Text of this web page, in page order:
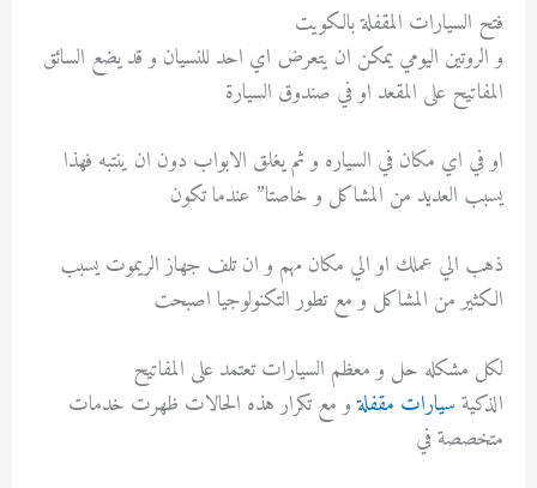
فتح السيارات المقفلة بالكويت
و الروتين اليومي يمكن ان يتعرض اي احد للنسيان و قد يضع السائق
المفاتيح على المقعد او في صندوق السيارة
او في اي مكان في السياره و ثم يغلق الابواب دون ان ينتبه فهذا
يسبب العديد من المشاكل و خاصتا” عندما تكون
ذهب الي عملك او الي مكان مهم و ان تلف جهاز الريموت يسبب
الكثير من المشاكل و مع تطور التكنولوجيا اصبحت
لكل مشكله حل و معظم السيارات تعتمد على المفاتيح
الذكيةسيارات مقفلةو مع تكرار هذه الحالات ظهرت خدمات
متخصصة في